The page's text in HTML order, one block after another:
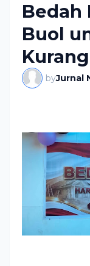
Bedah
Buol
byJurnal